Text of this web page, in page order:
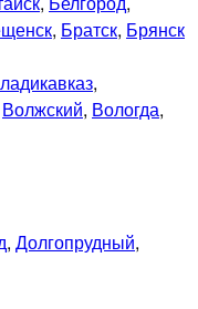
, Братск, Брянск
,
Волжский, Вологда,
, Долгопрудный,